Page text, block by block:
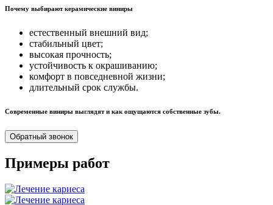
Почему выбирают керамические виниры
естественный внешний вид;
стабильный цвет;
высокая прочность;
устойчивость к окрашиванию;
комфорт в повседневной жизни;
длительный срок службы.
Современные виниры выглядят и как ощущаются собственные зубы.
Обратный звонок
Примеры работ